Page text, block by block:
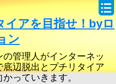
イアを目指せ！byロ
ン
管理人がインターネッ
底辺脱出とプチリタイア
っていきます。